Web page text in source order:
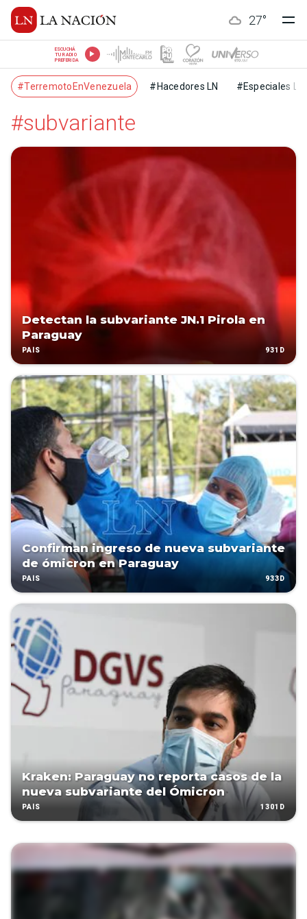
27°
ESCUCHÁ
TU RADIO
PREFERIDA
#TerremotoEnVenezuela #Hacedores LN #Especiales LN
#subvariante
Detectan la subvariante JN.1 Pirola en
Paraguay
PAÍS 931D
Confirman ingreso de nueva subvariante
de ómicron en Paraguay
PAÍS 933D
Kraken: Paraguay no reporta casos de la
nueva subvariante del Ómicron
PAÍS 1301D